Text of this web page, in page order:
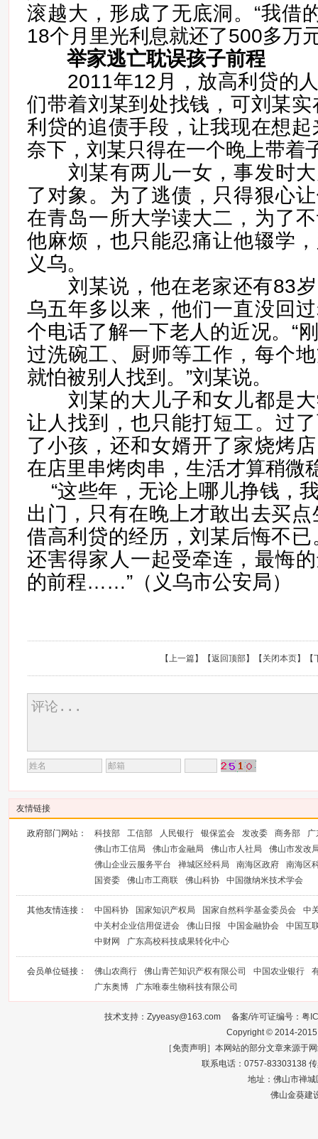
滚越大，形成了无底洞。“我借
18个月里光利息就还了500多万
举家逃亡耽误孩子前程
2011年12月，放高利贷的人
们带着刘某到处找钱，可刘某实
利贷的追债手段，让我现在想起
奈下，刘某只得在一个晚上带着
刘某有两儿一女，事发时大
了对象。为了逃债，只得狠心
在青岛一所大学读大二，为了
他麻烦，也只能忍痛让他辍学
义乌。
刘某说，他在老家还有83岁
乌五年多以来，他们一直没回
个电话了解一下老人的近况。“
过洗碗工、厨师等工作，每个
就怕被别人找到。”刘某说。
刘某的大儿子和女儿都是大
让人找到，也只能打短工。过
了小孩，还和女婿开了家烧烤
在店里串烤肉串，生活才算稍微
“这些年，无论上哪儿挣钱，
出门，只有在晚上才敢出去买点
借高利贷的经历，刘某后悔不已
还害得家人一起受牵连，最悔
的前程……”（义乌市公安局）
【上一篇】【返回顶部】【 关闭本页】【
友情链接
政府部门网站： 科技部 工信部 人民银行 银保监会 发改委 商务部
广
佛山市工信局
佛山市金融局 佛山市人社局
佛山市发改
佛山企业云服务平台
禅城区经科局 南海区政府
南海区
国资委
佛山市工商联 佛山科协 中国微纳米技术学会
其他友情连接： 中国科协 国家知识产权局 国家自然科学基金委员会
中
中关村企业信用促进会
佛山日报 中国金融协会
中国互
中财网
广东高校科技成果转化中心
会员单位链接： 佛山农商行 佛山青芒知识产权有限公司 中国农业银行
广东奥博
广东唯泰生物科技有限公司
技术支持：Zyyeasy@163.com 备案/许可证编号： 粤
Copyright © 2014-
［免责声明］本网站的部分文章来源于
联系电话：0757-83303138
地址：佛山市禅
佛山金葵建